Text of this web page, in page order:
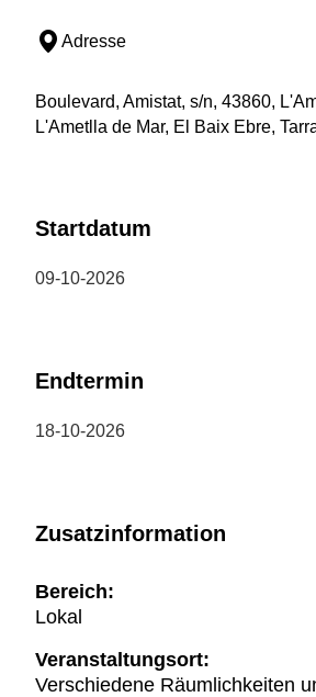
Adresse
Boulevard, Amistat, s/n, 43860,
L'Ametlla de Mar, El Baix Ebre,
Startdatum
09-10-2026
Endtermin
18-10-2026
Zusatzinformation
Bereich:
Lokal
Veranstaltungsort:
Verschiedene Räumlichkeiten